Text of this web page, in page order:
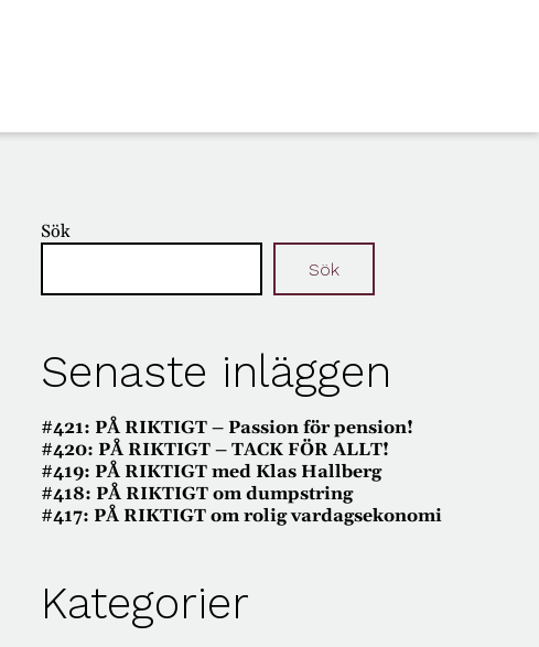
Sök
Sök
Senaste inläggen
#421: PÅ RIKTIGT – Passion för pension!
#420: PÅ RIKTIGT – TACK FÖR ALLT!
#419: PÅ RIKTIGT med Klas Hallberg
#418: PÅ RIKTIGT om dumpstring
#417: PÅ RIKTIGT om rolig vardagsekonomi
Kategorier